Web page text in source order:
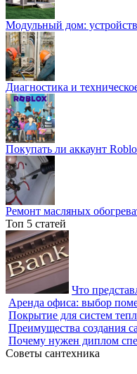
Модульный дом:
Диагностика и
Покупать ли аккаунт
Ремонт масляных
Топ 5 статей
Что
Аренда офиса: выбор
Покрытие для систем
Преимущества создания
Почему нужен диплом
Советы сантехника